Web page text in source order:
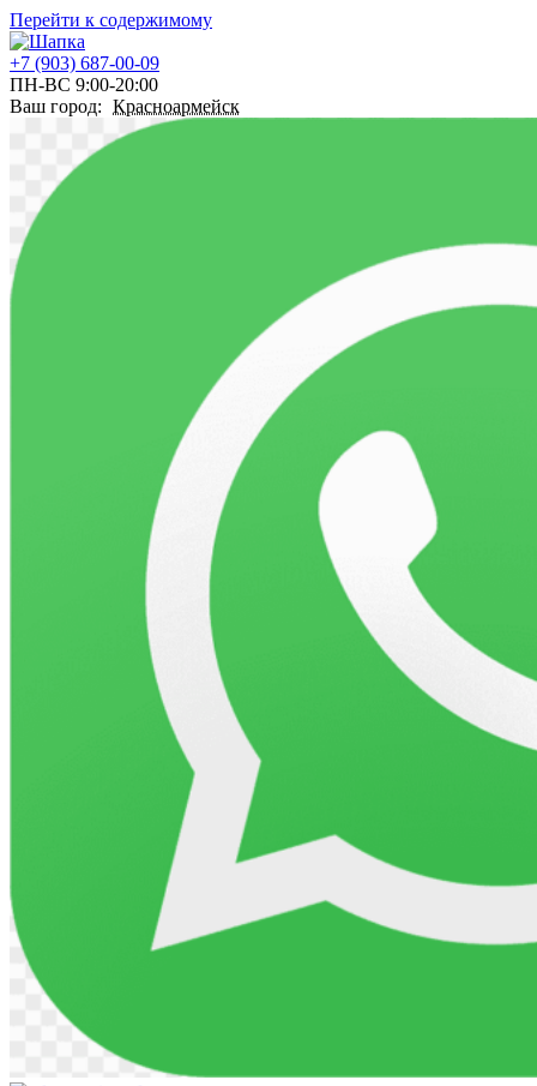
Перейти к содержимому
+7 (903) 687-00-09
ПН-ВС 9:00-20:00
Ваш город: Красноармейск